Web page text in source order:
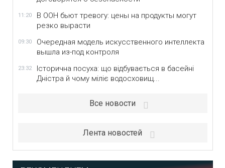
11:20
В ООН бьют тревогу: цены на продукты могут
резко вырасти
09:30
Очередная модель искусственного интеллекта
вышла из-под контроля
23:32
Історична посуха: що відбувається в басейні
Дністра й чому міліє водосховищ...
Все новости
Лента новостей